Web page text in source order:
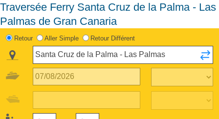
Traversée Ferry Santa Cruz de la Palma - Las
Palmas de Gran Canaria
Retour Aller Simple Retour Différent